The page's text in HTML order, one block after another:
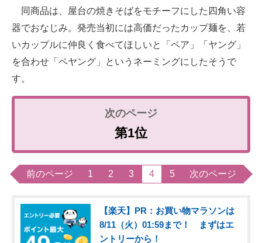
同商品は、屋台の焼きそばをモチーフにした四角い容
器でおなじみ。発売当初には高価だったカップ麺を、若
いカップルに仲良く食べてほしいと「ペア」「ヤング」
を合わせ「ペヤング」というネーミングにしたそうで
す。
第1位
前のページ 1 2 3 4 5 次のページ
【楽天】PR：お買い物マラソンは
8/11（火）01:59まで！ まずはエ
ントリーから！